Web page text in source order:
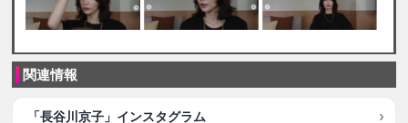
関連情報
「長谷川京子」インスタグラム